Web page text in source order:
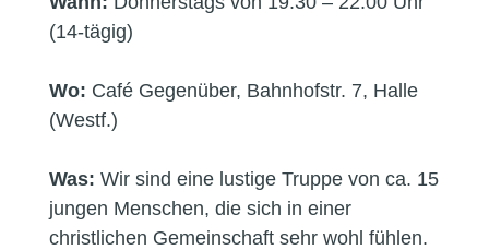
(14-tägig)
Wo: Café Gegenüber, Bahnhofstr. 7, Halle
(Westf.)
Was: Wir sind eine lustige Truppe von ca. 15
jungen Menschen, die sich in einer
christlichen Gemeinschaft sehr wohl fühlen.